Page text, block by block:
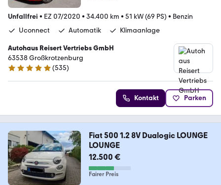
Unfallfrei • EZ 07/2020 • 34.400 km • 51 kW (69 PS) • Benzin
Uconnect
Automatik Klimaanlage
Autohaus Reisert Vertriebs GmbH
63538 Großkrotzenburg
4.9 Sterne
(535)
Kontakt Parken
Fiat 500 1.2 8V Dualogic LOUNGE
LOUNGE
12.500 €
Fairer Preis